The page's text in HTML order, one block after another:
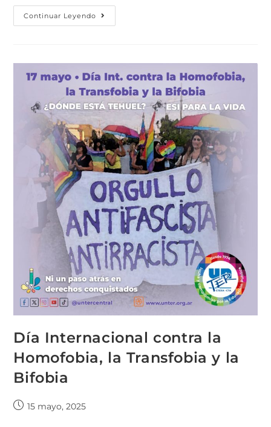
Continuar Leyendo
Día Internacional contra la
Homofobia, la Transfobia y la
Bifobia
15 mayo, 2025